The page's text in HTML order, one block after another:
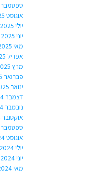
ספטמבר 2025
אוגוסט 2025
יולי 2025
יוני 2025
מאי 2025
אפריל 2025
מרץ 2025
פברואר 2025
ינואר 2025
דצמבר 2024
נובמבר 2024
אוקטובר 2024
ספטמבר 2024
אוגוסט 2024
יולי 2024
יוני 2024
מאי 2024